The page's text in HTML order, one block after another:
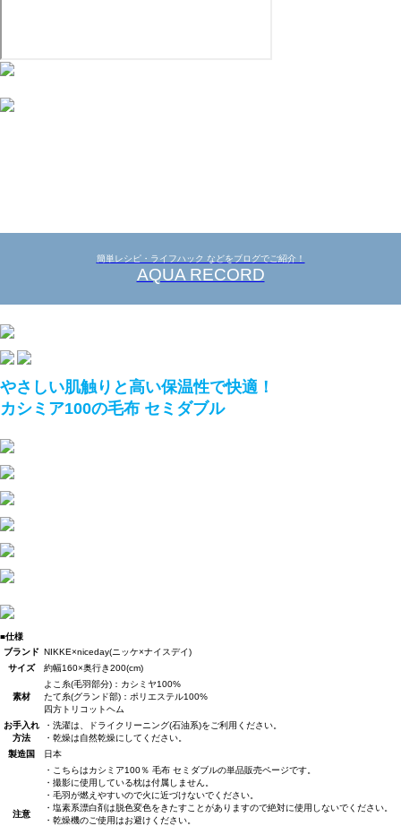
簡単レシピ・ライフハック などをブログでご紹介！
AQUA RECORD
やさしい肌触りと高い保温性で快適！
カシミア100の毛布 セミダブル
■仕様
ブランド NIKKE×niceday(ニッケ×ナイスデイ)
サイズ
約幅160×奥行き200(cm)
素材
よこ糸(毛羽部分)：カシミヤ100%
たて糸(グランド部)：ポリエステル100%
四方トリコットヘム
お手入れ
方法
・洗濯は、ドライクリーニング(石油系)をご利用ください。
・乾燥は自然乾燥にしてください。
製造国
日本
注意
・こちらはカシミア100％ 毛布 セミダブルの単品販売ページです。
・撮影に使用している枕は付属しません。
・毛羽が燃えやすいので火に近づけないでください。
・塩素系漂白剤は脱色変色をきたすことがありますので絶対に使用しないでください。
・乾燥機のご使用はお避けください。